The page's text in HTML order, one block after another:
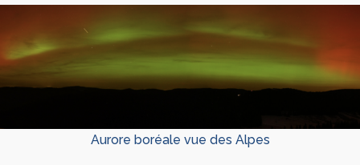
Aurore boréale vue des Alpes